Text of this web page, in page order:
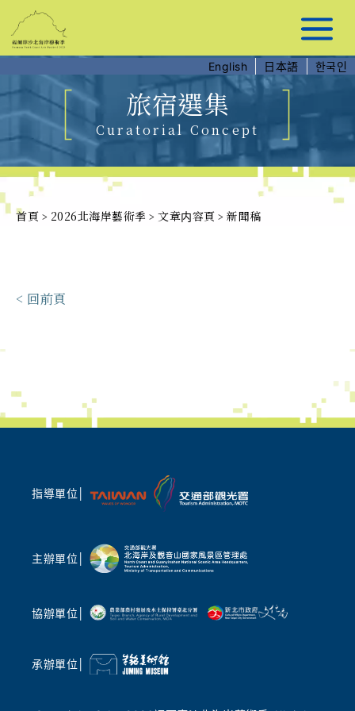
要
容
English 日本語 한국인
旅宿選集
Curatorial Concept
首頁 > 2026北海岸藝術季 > 文章内容頁 > 新聞稿
< 回前頁
指導單位│
主辦單位│
協辦單位│
承辦單位│